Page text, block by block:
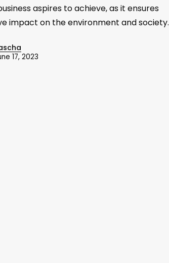
aspires to achieve, as it ensures
impact on the environment and society.
17, 2023